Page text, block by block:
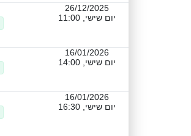
26/12/2025
יום שישי, 11:00
16/01/2026
יום שישי, 14:00
16/01/2026
יום שישי, 16:30